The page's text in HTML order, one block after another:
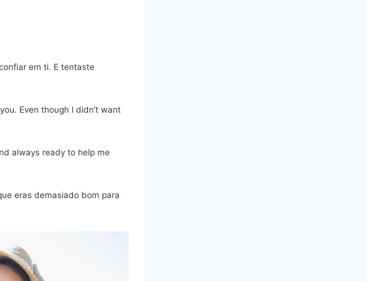
em ti. E tentaste
Even though I didn’t want
always ready to help me
eras demasiado bom para